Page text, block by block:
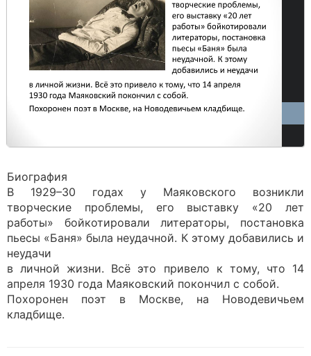
Биография
В 1929–30 годах у Маяковского возникли
творческие проблемы, его выставку «20 лет
работы» бойкотировали литераторы, постановка
пьесы «Баня» была неудачной. К этому добавились и
неудачи
в личной жизни. Всё это привело к тому, что 14
апреля 1930 года Маяковский покончил с собой.
Похоронен поэт в Москве, на Новодевичьем
кладбище.